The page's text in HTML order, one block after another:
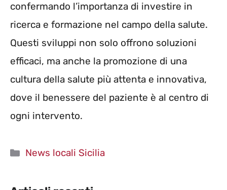
confermando l’importanza di investire in
ricerca e formazione nel campo della salute.
Questi sviluppi non solo offrono soluzioni
efficaci, ma anche la promozione di una
cultura della salute più attenta e innovativa,
dove il benessere del paziente è al centro di
ogni intervento.
Categorie
News locali Sicilia